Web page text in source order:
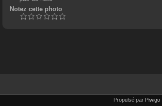
Notez cette photo
Propulsé par Piwigo